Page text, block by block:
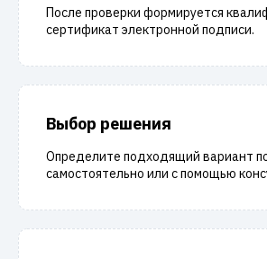
После проверки формируется
сертификат электронной подписи.
Выбор решения
Определите подходящий вариант
самостоятельно или с помощью